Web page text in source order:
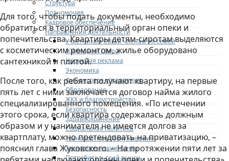
Структура
Полномочия
Кадровое обеспечение
Направления деятельности
Участникам СВО и членам их семей
Жилищная сфера
Наружная реклама
Экономика
Финансовое управление
Образование
ЖКХ и благоустройство
Безопасность
Здравоохранение
Социальная политика
Транспортное обслуживание
Технологические схемы
Потребительский рынок
Для того, чтобы подать документы, необходимо
обратиться в территориальный орган опеки и
попечительства. Квартиры детям-сиротам выделяются
с косметическим ремонтом, жилье оборудовано
сантехникой и плитой.
После того, как ребята получают квартиру, на первые
пять лет с ними заключается договор найма жилого
специализированного помещения. «По истечении
этого срока, если квартира содержалась должным
образом и у нанимателя не имеется долгов за
квартплату, можно претендовать на приватизацию, –
пояснил глава Жуковского. – На протяжении пяти лет за